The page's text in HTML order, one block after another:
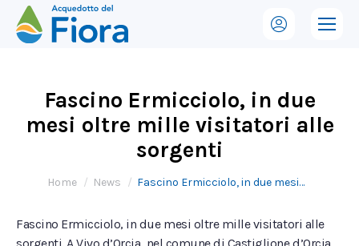
Fascino Ermicciolo, in due
mesi oltre mille visitatori alle
sorgenti
Tu sei qui:
Home News Fascino Ermicciolo, in due mesi…
Fascino Ermicciolo, in due mesi oltre mille visitatori alle